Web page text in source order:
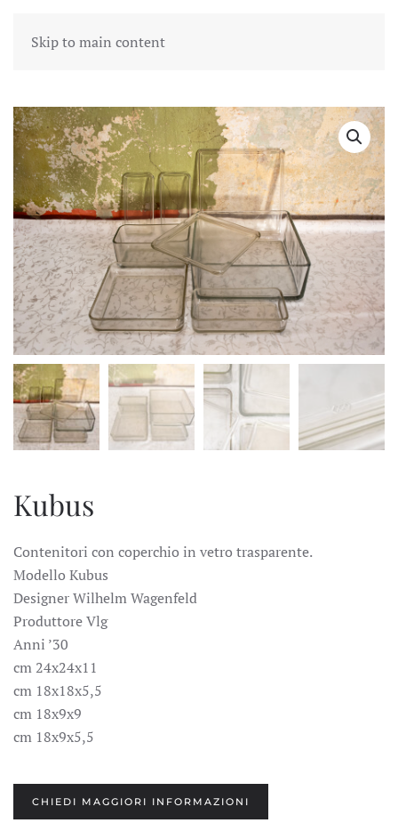
Skip to main content
Kubus
Contenitori con coperchio in vetro trasparente.
Modello Kubus
Designer Wilhelm Wagenfeld
Produttore Vlg
Anni ’30
cm 24x24x11
cm 18x18x5,5
cm 18x9x9
cm 18x9x5,5
CHIEDI MAGGIORI INFORMAZIONI